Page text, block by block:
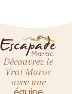
Découvrez le
Vrai Maroc
avec une